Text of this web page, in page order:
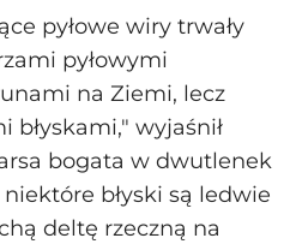
pyłowe wiry trwały
pyłowymi
na Ziemi, lecz
błyskami," wyjaśnił
bogata w dwutlenek
błyski są ledwie
deltę rzeczną na